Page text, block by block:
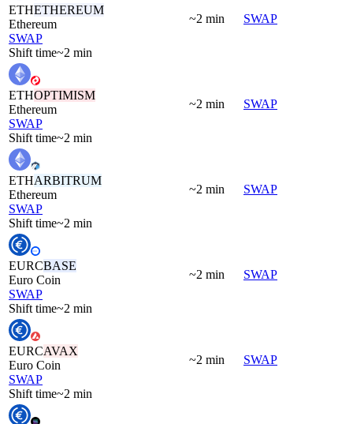
ETHETHEREUM
Ethereum
SWAP
Shift time~2 min
~2 min SWAP
ETHOPTIMISM
Ethereum
SWAP
Shift time~2 min
~2 min SWAP
ETHARBITRUM
Ethereum
SWAP
Shift time~2 min
~2 min SWAP
EURCBASE
Euro Coin
SWAP
Shift time~2 min
~2 min SWAP
EURCAVAX
Euro Coin
SWAP
Shift time~2 min
~2 min SWAP